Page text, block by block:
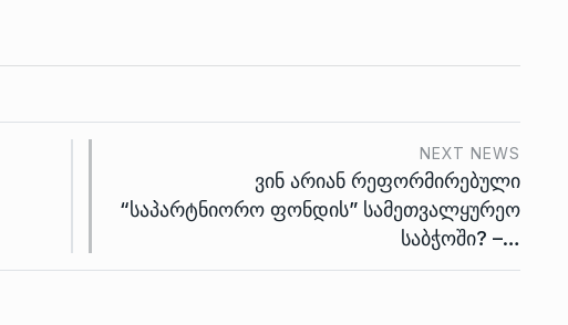
NEXT NEWS
ვინ არიან რეფორმირებული
“საპარტნიორო ფონდის” სამეთვალყურეო
საბჭოში? –…